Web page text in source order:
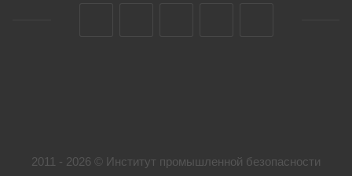
2011 - 2026 © Институт промышленной безопасности